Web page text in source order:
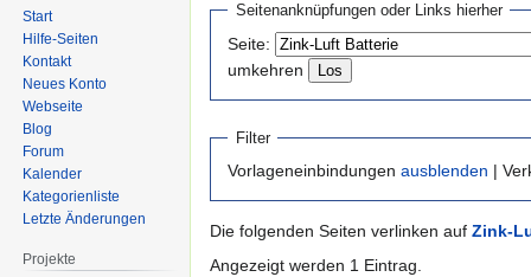
Navigation
springen
springen
Seitenanknüpfungen oder Links hierher
Seite:
umkehren
Filter
Vorlageneinbindungen ausblenden |
Die folgenden Seiten verlinken auf Zink-
Angezeigt werden 1 Eintrag.
Start
Hilfe-Seiten
Kontakt
Neues Konto
Webseite
Blog
Forum
Kalender
Kategorienliste
Letzte Änderungen
Projekte